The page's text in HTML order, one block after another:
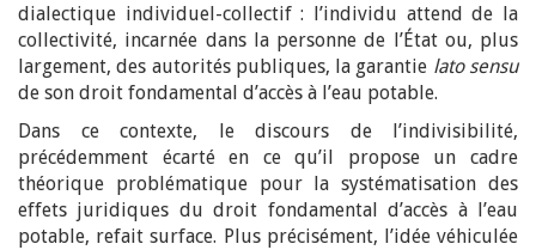
dialectique individuel-collectif : l’individu attend de la
collectivité, incarnée dans la personne de l’État ou, plus
largement, des autorités publiques, la garantie lato sensu
de son droit fondamental d’accès à l’eau potable.
Dans ce contexte, le discours de l’indivisibilité,
précédemment écarté en ce qu’il propose un cadre
théorique problématique pour la systématisation des
effets juridiques du droit fondamental d’accès à l’eau
potable, refait surface. Plus précisément, l’idée véhiculée